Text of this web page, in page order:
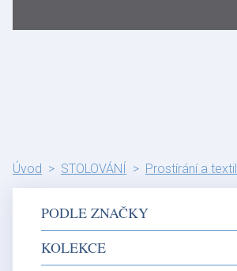
Úvod STOLOVÁNÍ Prostírání a textil
PODLE ZNAČKY
KOLEKCE